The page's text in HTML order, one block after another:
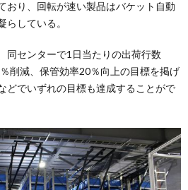
おり、回転が速い製品はバケット自動
している。
同センターで1日当たりの出荷行数
削減、保管効率20％向上の目標を掲げ
どでいずれの目標も達成することがで